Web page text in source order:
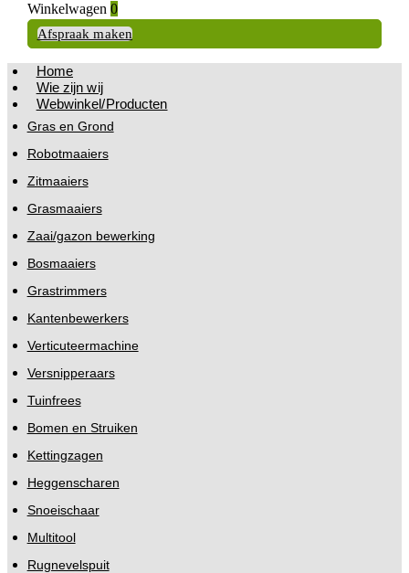
Winkelwagen 0
Afspraak maken
Home
Wie zijn wij
Webwinkel/Producten
Gras en Grond
Robotmaaiers
Zitmaaiers
Grasmaaiers
Zaai/gazon bewerking
Bosmaaiers
Grastrimmers
Kantenbewerkers
Verticuteermachine
Versnipperaars
Tuinfrees
Bomen en Struiken
Kettingzagen
Heggenscharen
Snoeischaar
Multitool
Rugnevelspuit